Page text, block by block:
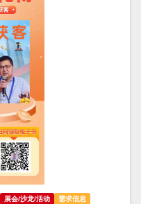
展会/沙龙/活动
需求信息